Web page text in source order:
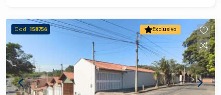
Exclusivo
Cód. 158756